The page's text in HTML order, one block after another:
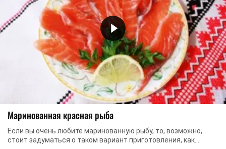
Маринованная красная рыба
Если вы очень любите маринованную рыбу, то, возможно,
стоит задуматься о таком вариант приготовления, как